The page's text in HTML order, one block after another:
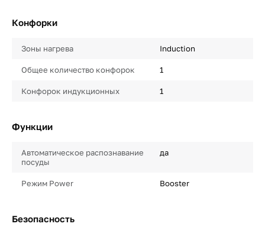
Конфорки
Зоны нагрева Induction
Общее количество конфорок 1
Конфорок индукционных 1
Функции
Автоматическое распознавание
посуды
да
Режим Power Booster
Безопасность